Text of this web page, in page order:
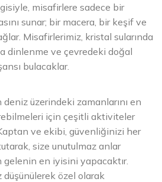
misafirlere sadece bir
sunar; bir macera, bir keşif ve
Misafirlerimiz, kristal sularında
dinlenme ve çevredeki doğal
bulacaklar.
deniz üzerindeki zamanlarını en
için çeşitli aktiviteler
ve ekibi, güvenliğinizi her
size unutulmaz anlar
en iyisini yapacaktır.
özel olarak